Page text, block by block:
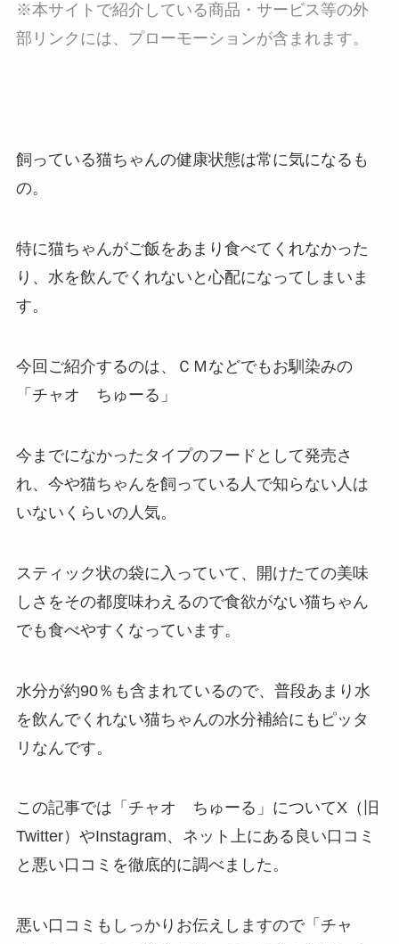
※本サイトで紹介している商品・サービス等の外
部リンクには、プローモーションが含まれます。
飼っている猫ちゃんの健康状態は常に気になるも
の。
特に猫ちゃんがご飯をあまり食べてくれなかった
り、水を飲んでくれないと心配になってしまいま
す。
今回ご紹介するのは、ＣＭなどでもお馴染みの
「チャオ ちゅーる」
今までになかったタイプのフードとして発売さ
れ、今や猫ちゃんを飼っている人で知らない人は
いないくらいの人気。
スティック状の袋に入っていて、開けたての美味
しさをその都度味わえるので食欲がない猫ちゃん
でも食べやすくなっています。
水分が約90％も含まれているので、普段あまり水
を飲んでくれない猫ちゃんの水分補給にもピッタ
リなんです。
この記事では「チャオ ちゅーる」についてX（旧
Twitter）やInstagram、ネット上にある良い口コミ
と悪い口コミを徹底的に調べました。
悪い口コミもしっかりお伝えしますので「チャ